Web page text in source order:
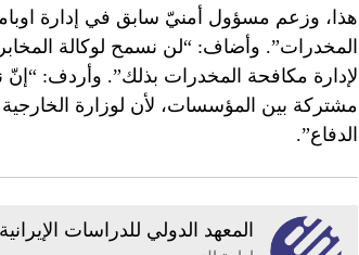
هذا، وزعم مسؤول أمنيّ سابق في إدارة
المخدرات”. وأضاف: “لن نسمح لوكالة
لإدارة مكافحة المخدرات بذلك”. وأردف:
مشتركة بين المؤسسات، لأن لوزارة
الدفاع”.
المعهد الدولي للدراسات الإيرانية